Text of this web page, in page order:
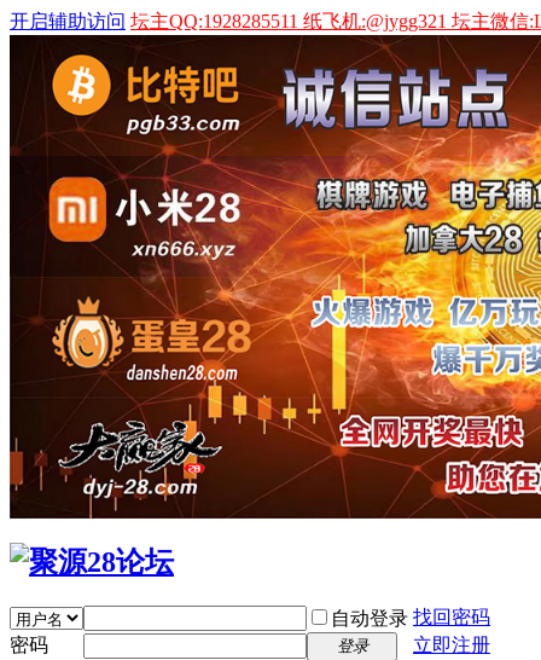
开启辅助访问 坛主QQ:1928285511 纸飞机:@jygg321 坛主微信
自动登录 找回密码
密码
登录
立即注册